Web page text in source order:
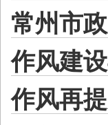
常州市
作风建
作风再